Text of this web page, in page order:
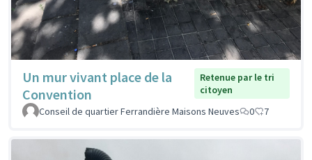
Un mur vivant place de la
Convention
Retenue par le tri
citoyen
Conseil de quartier Ferrandière Maisons Neuves
0 7